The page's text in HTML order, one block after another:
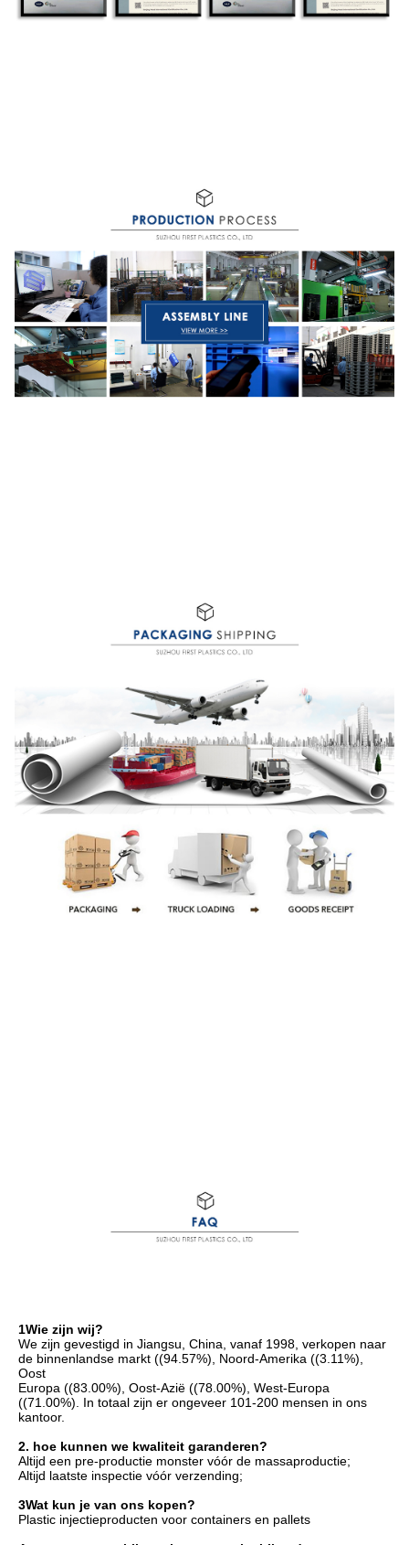
1Wie zijn wij?
We zijn gevestigd in Jiangsu, China, vanaf 1998, verkopen naar
de binnenlandse markt ((94.57%), Noord-Amerika ((3.11%),
Oost
Europa ((83.00%), Oost-Azië ((78.00%), West-Europa
((71.00%). In totaal zijn er ongeveer 101-200 mensen in ons
kantoor.
2. hoe kunnen we kwaliteit garanderen?
Altijd een pre-productie monster vóór de massaproductie;
Altijd laatste inspectie vóór verzending;
3Wat kun je van ons kopen?
Plastic injectieproducten voor containers en pallets